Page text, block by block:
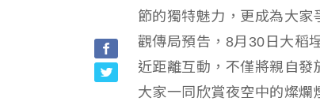
節的獨特魅力，更成為大家
觀傳局預告，8月30日大稻
近距離互動，不僅將親自
大家一同欣賞夜空中的燦爛